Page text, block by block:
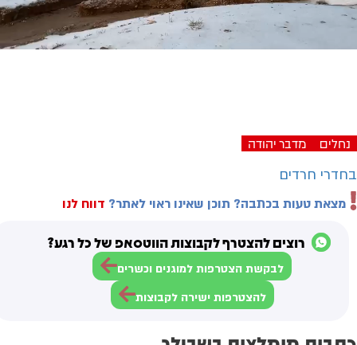
נחלים מדבר יהודה
בחדרי חרדים
מצאת טעות בכתבה? תוכן שאינו ראוי לאתר? דווח לנו
רוצים להצטרף לקבוצות הווטסאפ של כל רגע?
לבקשת הצטרפות למוגנים וכשרים
להצטרפות ישירה לקבוצות